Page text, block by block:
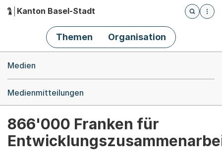
Hauptnavigation
Kanton Basel-Stadt
Öffnet
Themen Organisation
Medien
Medienmitteilungen
866'000 Franken für